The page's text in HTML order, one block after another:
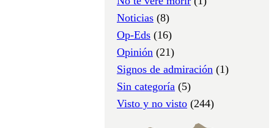
Noticias (8)
Op-Eds (16)
Opinión (21)
Signos de admiración (1)
Sin categoría (5)
Visto y no visto (244)